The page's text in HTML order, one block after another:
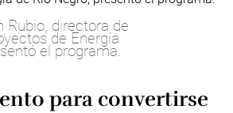
Rubio, directora de
de Energía
el programa.
para convertirse